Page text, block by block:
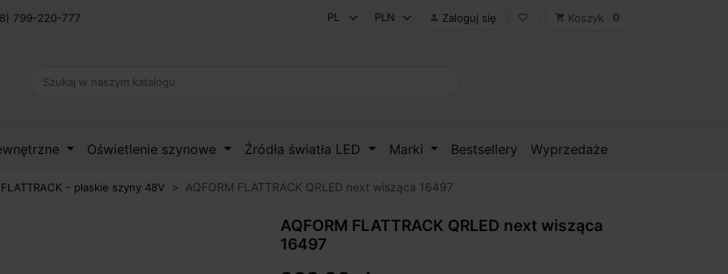
799-220-777  Zaloguj się favorite_border shopping_cart Koszyk 0
Oświetlenie szynowe Źródła światła LED Marki Bestsellery Wyprzedaże
- płaskie szyny 48V AQFORM FLATTRACK QRLED next wisząca 16497
AQFORM FLATTRACK QRLED next wisząca
16497